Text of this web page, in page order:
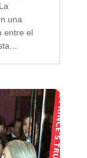
una
entre el